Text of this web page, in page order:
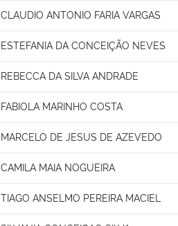
CLAUDIO ANTONIO FARIA VARGAS
ESTEFANIA DA CONCEIÇÃO NEVES
REBECCA DA SILVA ANDRADE
FABIOLA MARINHO COSTA
MARCELO DE JESUS DE AZEVEDO
CAMILA MAIA NOGUEIRA
TIAGO ANSELMO PEREIRA MACIEL